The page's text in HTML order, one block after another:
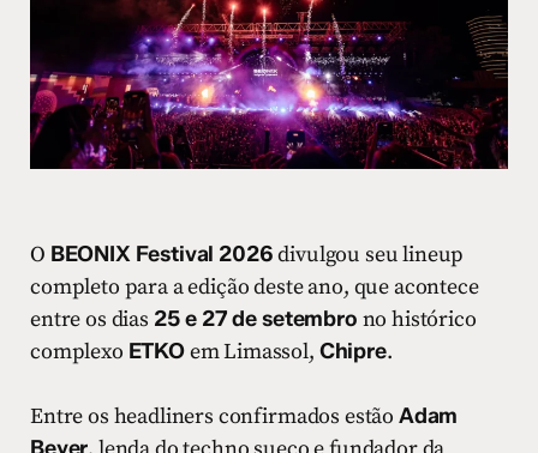
O BEONIX Festival 2026divulgou seu lineup
completo para a edição deste ano, que acontece
entre os dias 25 e 27 de setembro no histórico
complexo ETKOem Limassol, Chipre.
Entre os headliners confirmados estão Adam